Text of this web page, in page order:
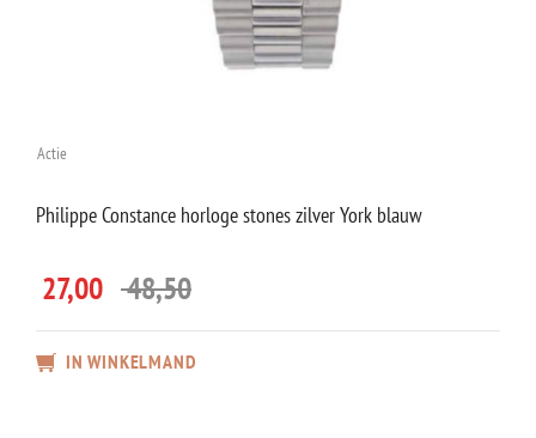
Actie
Philippe Constance horloge stones zilver York blauw
48,50
27,00
IN WINKELMAND